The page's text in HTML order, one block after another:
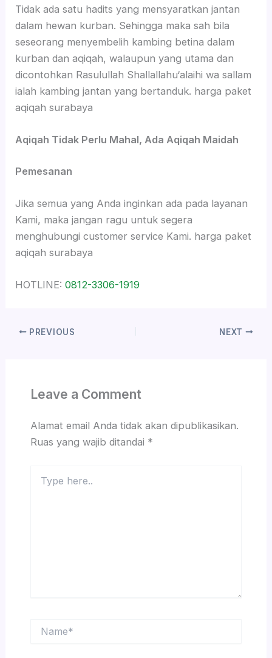
Tidak ada satu hadits yang mensyaratkan jantan
dalam hewan kurban. Sehingga maka sah bila
seseorang menyembelih kambing betina dalam
kurban dan aqiqah, walaupun yang utama dan
dicontohkan Rasulullah Shallallahu‘alaihi wa sallam
ialah kambing jantan yang bertanduk. harga paket
aqiqah surabaya
Aqiqah Tidak Perlu Mahal, Ada Aqiqah Maidah
Pemesanan
Jika semua yang Anda inginkan ada pada layanan
Kami, maka jangan ragu untuk segera
menghubungi customer service Kami. harga paket
aqiqah surabaya
HOTLINE: 0812-3306-1919
PREVIOUS NEXT
Leave a Comment
Alamat email Anda tidak akan dipublikasikan.
Ruas yang wajib ditandai *
here..